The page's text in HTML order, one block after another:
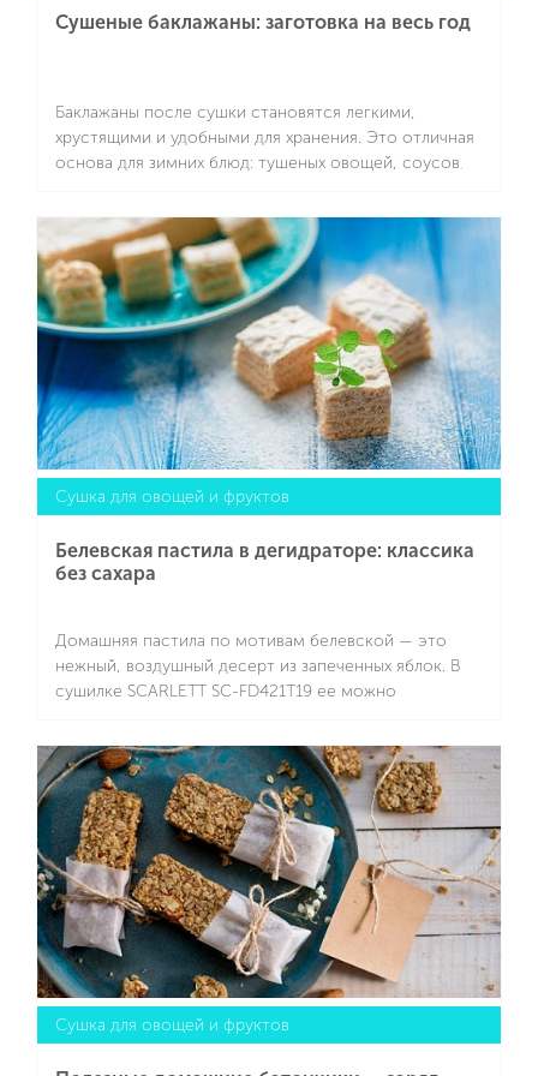
Сушеные баклажаны: заготовка на весь год
Баклажаны после сушки становятся легкими,
хрустящими и удобными для хранения. Это отличная
основа для зимних блюд: тушеных овощей, соусов,
восстанавливаются и сохраняют насыщенный вкус.
Для приготовления рекомендуем использовать
сушилку SCARLETT SC-FD421T19 с возможностью
выбора температуры в пределах 40-70 градусов
Цельсия.
Подробнее
Сушка для овощей и фруктов
Белевская пастила в дегидраторе: классика
без сахара
Домашняя пастила по мотивам белевской — это
нежный, воздушный десерт из запеченных яблок. В
сушилке SCARLETT SC-FD421T19 ее можно
природную кислинку и приятную текстуру. Модель
удобна в использовании и отличается
вместительными поддонами прямоугольной формы
и электронной регулировкой режимов. Этот десерт
понравится и взрослым, и детям — он легкий,
натуральный и не приторный.
Подробнее
Сушка для овощей и фруктов